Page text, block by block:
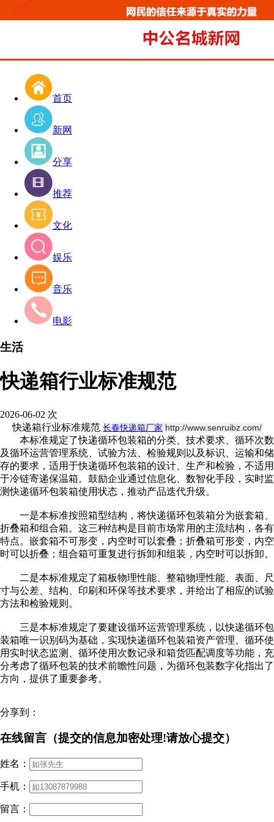
首页
新网
分享
推荐
文化
娱乐
音乐
电影
生活
快递箱行业标准规范
2026-06-02 次
快递箱行业标准规范 长春快递箱厂家 http://www.senruibz.com/
本标准规定了快递循环包装箱的分类、技术要求、循环次数
及循环运营管理系统、试验方法、检验规则以及标识、运输和储
存的要求，适用于快递循环包装箱的设计、生产和检验，不适用
于冷链寄递保温箱。鼓励企业通过信息化、数智化手段，实时监
测快递循环包装箱使用状态，推动产品迭代升级。
一是本标准按照箱型结构，将快递循环包装箱分为嵌套箱、
折叠箱和组合箱。这三种结构是目前市场常用的主流结构，各有
特点。嵌套箱不可形变，内空时可以套叠；折叠箱可形变，内空
时可以折叠；组合箱可重复进行拆卸和组装，内空时可以拆卸。
二是本标准规定了箱板物理性能、整箱物理性能、表面、尺
寸与公差、结构、印刷和环保等技术要求，并给出了相应的试验
方法和检验规则。
三是本标准规定了要建设循环运营管理系统，以快递循环包
装箱唯一识别码为基础，实现快递循环包装箱资产管理、循环使
用实时状态监测、循环使用次数记录和箱货匹配调度等功能，充
分考虑了循环包装的技术前瞻性问题，为循环包装数字化指出了
方向，提供了重要参考。
分享到：
在线留言（提交的信息加密处理!请放心提交）
姓名：
手机：
留言：